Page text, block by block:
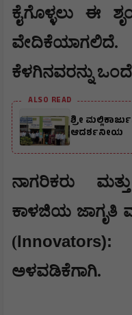
ಕೈಗೊಳ್ಳಲು ಈ
ಕೆಳಗಿನವರನ್ನು
ALSO READ
ಶ್ರೀ
ಆದರ್ಶನೀಯ
​ನಾಗರಿಕರು
ಕಾಳಜಿಯ ಜಾಗೃತಿ
(
ಅಳವಡಿಕೆಗಾಗಿ.